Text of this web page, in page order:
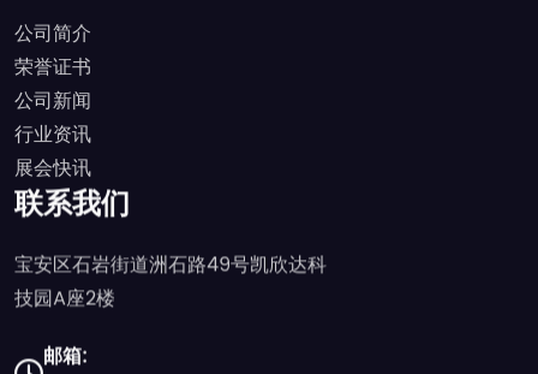
公司简介
荣誉证书
公司新闻
行业资讯
展会快讯
联系我们
宝安区石岩街道洲石路49号凯欣达科
技园A座2楼
邮箱: